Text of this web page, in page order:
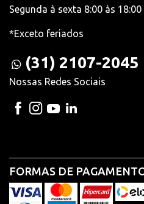
Segunda à sexta 8:00 às 18:00
*Exceto feriados
(31) 2107-2045
Nossas Redes Sociais
FORMAS DE